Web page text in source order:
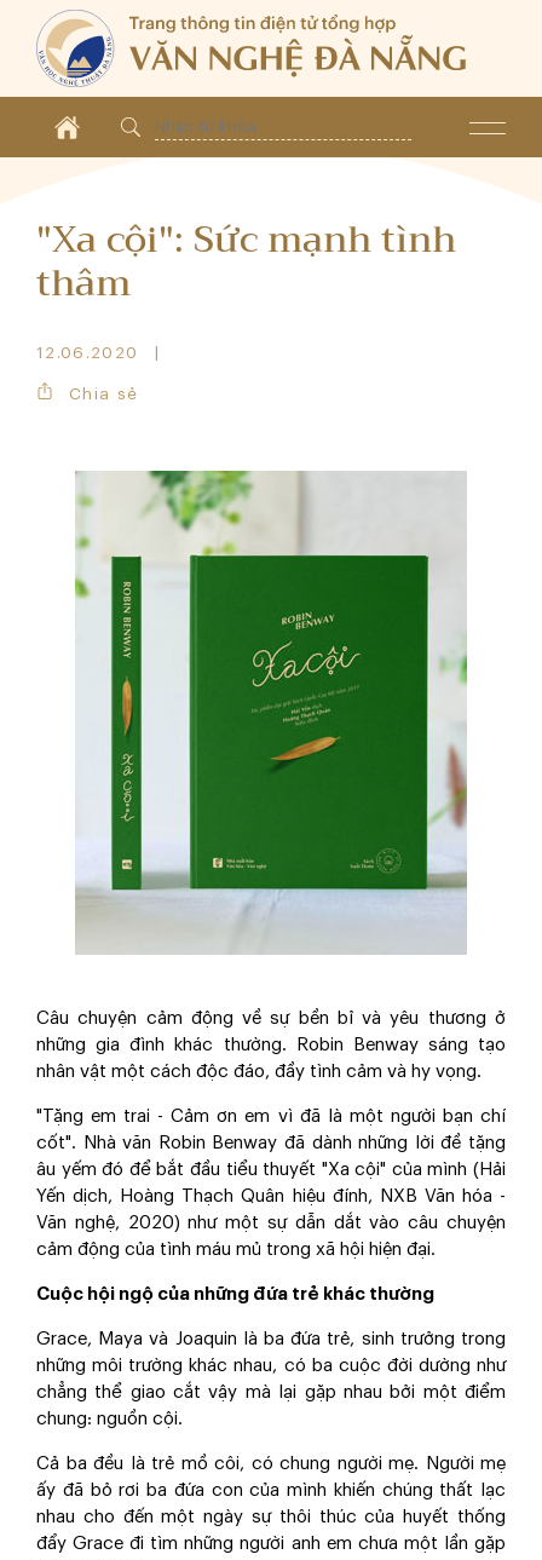
"Xa cội": Sức mạnh tình
thâm
12.06.2020
Chia sẻ
Câu chuyện cảm động về sự bền bỉ và yêu thương ở
những gia đình khác thường. Robin Benway sáng tạo
nhân vật một cách độc đáo, đầy tình cảm và hy vọng.
"Tặng em trai - Cảm ơn em vì đã là một người bạn chí
cốt". Nhà văn Robin Benway đã dành những lời đề tặng
âu yếm đó để bắt đầu tiểu thuyết "Xa cội" của mình (Hải
Yến dịch, Hoàng Thạch Quân hiệu đính, NXB Văn hóa -
Văn nghệ, 2020) như một sự dẫn dắt vào câu chuyện
cảm động của tình máu mủ trong xã hội hiện đại.
Cuộc hội ngộ của những đứa trẻ khác thường
Grace, Maya và Joaquin là ba đứa trẻ, sinh trưởng trong
những môi trường khác nhau, có ba cuộc đời dường như
chẳng thể giao cắt vậy mà lại gặp nhau bởi một điểm
chung: nguồn cội.
Cả ba đều là trẻ mồ côi, có chung người mẹ. Người mẹ
ấy đã bỏ rơi ba đứa con của mình khiến chúng thất lạc
nhau cho đến một ngày sự thôi thúc của huyết thống
đẩy Grace đi tìm những người anh em chưa một lần gặp